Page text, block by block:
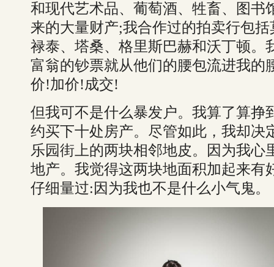
和现代艺术品、葡萄酒、牲畜、图书
来的大量财产;我合作过的拍卖行包
禄泰、塔桑、格里斯巴赫和沃丁顿。
富翁的钞票就从他们的腰包流进我的
价!加价!成交!
但我可不是什么暴发户。我算了算挣
约买下十处房产。尽管如此，我却决
乐园街上的两块相邻地皮。因为我心
地产。我觉得这两块地面积加起来有
仔细量过:因为我也不是什么小气鬼。